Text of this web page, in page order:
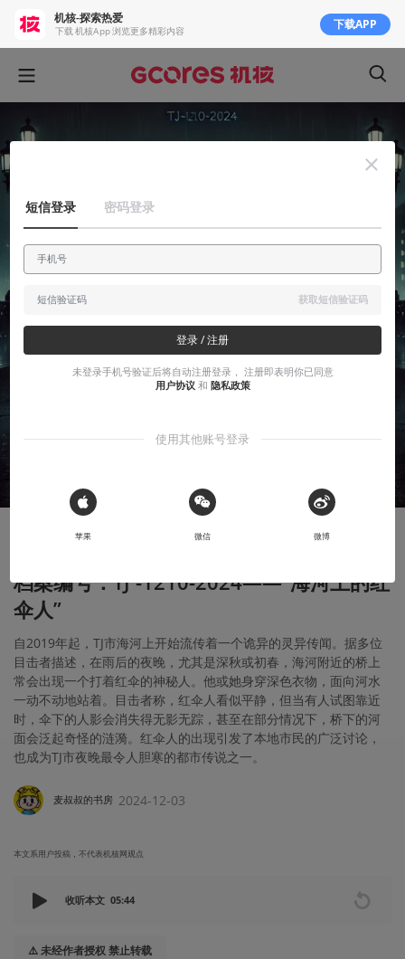
档案编号：TJ -1210-2024——“海河上的红
伞人”
自2019年起，TJ市海河上开始流传着一个诡异的灵异传闻。据多位
目击者描述，在雨后的夜晚，尤其是深秋或初春，海河附近的桥上
常会出现一个打着红伞的神秘人。他或她身穿深色衣物，面向河水
一动不动地站着。目击者称，红伞人看似平静，但当有人试图靠近
时，伞下的人影会消失得无影无踪，甚至在部分情况下，桥下的河
面会泛起奇怪的涟漪。红伞人的出现引发了本地市民的广泛讨论，
也成为TJ市夜晚最令人胆寒的都市传说之一。
麦叔叔的书房 2024-12-03
本文系用户投稿，不代表机核网观点
收听本文 05:44
⚠️ 未经作者授权 禁止转载
机核-探索热爱
下载 机核App 浏览更多精彩内容 下载APP
短信登录 密码登录
获取短信验证码
登录 / 注册
未登录手机号验证后将自动注册登录， 注册即表明你已同意
用户协议 和 隐私政策
使用其他账号登录
 Sign in with Apple
苹果 微信 微博